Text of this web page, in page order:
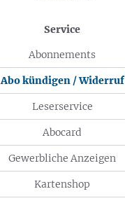
Service
Abonnements
Abo kündigen / Widerruf
Leserservice
Abocard
Gewerbliche Anzeigen
Kartenshop